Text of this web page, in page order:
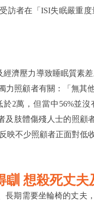
者在「ISI失眠嚴重度
濟壓力導致睡眠質素
力照顧者有關：「無其
2萬，但當中56%並
及肢體傷殘人士的照顧
映不少照顧者正面對低
瞓 想殺死丈夫
期需要坐輪椅的丈夫